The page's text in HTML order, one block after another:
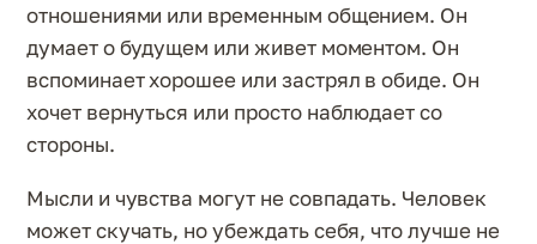
отношениями или временным общением. Он
думает о будущем или живет моментом. Он
вспоминает хорошее или застрял в обиде. Он
хочет вернуться или просто наблюдает со
стороны.
Мысли и чувства могут не совпадать. Человек
может скучать, но убеждать себя, что лучше не